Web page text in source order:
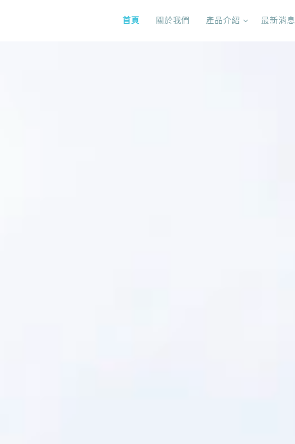
首頁 關於我們 產品介紹 最新消息